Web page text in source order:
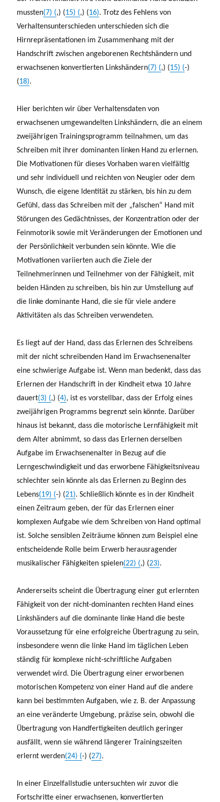
mussten(7) (,) (15) (,) (16). Trotz des Fehlens von
Verhaltensunterschieden unterschieden sich die
Hirnrepräsentationen im Zusammenhang mit der
Handschrift zwischen angeborenen Rechtshändern und
erwachsenen konvertierten Linkshändern(7) (,) (15) (-)
(18).
Hier berichten wir über Verhaltensdaten von
erwachsenen umgewandelten Linkshändern, die an einem
zweijährigen Trainingsprogramm teilnahmen, um das
Schreiben mit ihrer dominanten linken Hand zu erlernen.
Die Motivationen für dieses Vorhaben waren vielfältig
und sehr individuell und reichten von Neugier oder dem
Wunsch, die eigene Identität zu stärken, bis hin zu dem
Gefühl, dass das Schreiben mit der „falschen“ Hand mit
Störungen des Gedächtnisses, der Konzentration oder der
Feinmotorik sowie mit Veränderungen der Emotionen und
der Persönlichkeit verbunden sein könnte. Wie die
Motivationen variierten auch die Ziele der
Teilnehmerinnen und Teilnehmer von der Fähigkeit, mit
beiden Händen zu schreiben, bis hin zur Umstellung auf
die linke dominante Hand, die sie für viele andere
Aktivitäten als das Schreiben verwendeten.
Es liegt auf der Hand, dass das Erlernen des Schreibens
mit der nicht schreibenden Hand im Erwachsenenalter
eine schwierige Aufgabe ist. Wenn man bedenkt, dass das
Erlernen der Handschrift in der Kindheit etwa 10 Jahre
dauert(3) (,) (4), ist es vorstellbar, dass der Erfolg eines
zweijährigen Programms begrenzt sein könnte. Darüber
hinaus ist bekannt, dass die motorische Lernfähigkeit mit
dem Alter abnimmt, so dass das Erlernen derselben
Aufgabe im Erwachsenenalter in Bezug auf die
Lerngeschwindigkeit und das erworbene Fähigkeitsniveau
schlechter sein könnte als das Erlernen zu Beginn des
Lebens(19) (-) (21). Schließlich könnte es in der Kindheit
einen Zeitraum geben, der für das Erlernen einer
komplexen Aufgabe wie dem Schreiben von Hand optimal
ist. Solche sensiblen Zeiträume können zum Beispiel eine
entscheidende Rolle beim Erwerb herausragender
musikalischer Fähigkeiten spielen(22) (,) (23).
Andererseits scheint die Übertragung einer gut erlernten
Fähigkeit von der nicht-dominanten rechten Hand eines
Linkshänders auf die dominante linke Hand die beste
Voraussetzung für eine erfolgreiche Übertragung zu sein,
insbesondere wenn die linke Hand im täglichen Leben
ständig für komplexe nicht-schriftliche Aufgaben
verwendet wird. Die Übertragung einer erworbenen
motorischen Kompetenz von einer Hand auf die andere
kann bei bestimmten Aufgaben, wie z. B. der Anpassung
an eine veränderte Umgebung, präzise sein, obwohl die
Übertragung von Handfertigkeiten deutlich geringer
ausfällt, wenn sie während längerer Trainingszeiten
erlernt werden(24) (-) (27).
In einer Einzelfallstudie untersuchten wir zuvor die
Fortschritte einer erwachsenen, konvertierten